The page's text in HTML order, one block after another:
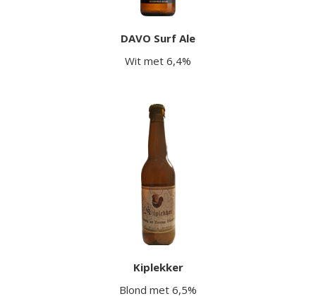
DAVO Surf Ale
Wit met 6,4%
Kiplekker
Blond met 6,5%